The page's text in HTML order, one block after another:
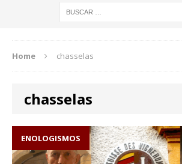
Home chasselas
chasselas
ENOLOGISMOS